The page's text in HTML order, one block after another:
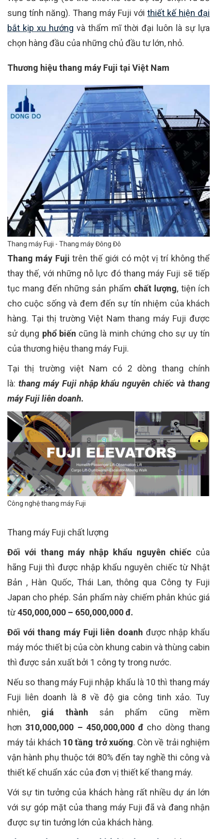
sung tính năng). Thang máy Fuji vớithiết kế hiện đại
bắt kịp xu hướng và thẩm mĩ thời đại luôn là sự lựa
chọn hàng đầu của những chủ đầu tư lớn, nhỏ.
Thương hiệu thang máy Fuji tại Việt Nam
Thang máy Fuji - Thang máy Đông Đô
Thang máy Fuji trên thế giới có một vị trí không thể
thay thế, với những nỗ lực đó thang máy Fuji sẽ tiếp
tục mang đến những sản phẩm chất lượng, tiện ích
cho cuộc sống và đem đến sự tín nhiệm của khách
hàng. Tại thị trường Việt Nam thang máy Fuji được
sử dụng phổ biến cũng là minh chứng cho sự uy tín
của thương hiệu thang máy Fuji.
Tại thị trường việt Nam có 2 dòng thang chính
là: thang máy Fuji nhập khẩu nguyên chiếc và thang
máy Fuji liên doanh.
Công nghệ thang máy Fuji
Thang máy Fuji chất lượng
Đối với thang máy nhập khẩu nguyên chiếc của
hãng Fuji thì được nhập khẩu nguyên chiếc từ Nhật
Bản , Hàn Quốc, Thái Lan, thông qua Công ty Fuji
Japan cho phép. Sản phẩm này chiếm phân khúc giá
từ450,000,000 – 650,000,000 đ.
Đối với thang máy Fuji liên doanh được nhập khẩu
máy móc thiết bị của còn khung cabin và thùng cabin
thì được sản xuất bởi 1 công ty trong nước.
Nếu so thang máy Fuji nhập khẩu là 10 thì thang máy
Fuji liên doanh là 8 về độ gia công tinh xảo. Tuy
nhiên, giá thành sản phẩm cũng mềm
hơn 310,000,000 – 450,000,000 đ cho dòng thang
máy tải khách 10 tầng trở xuống. Còn về trải nghiệm
vận hành phụ thuộc tới 80% đến tay nghề thi công và
thiết kế chuẩn xác của đơn vị thiết kế thang máy.
Với sự tin tưởng của khách hàng rất nhiều dự án lớn
với sự góp mặt của thang máy Fuji đã và đang nhận
được sự tin tưởng lớn của khách hàng.